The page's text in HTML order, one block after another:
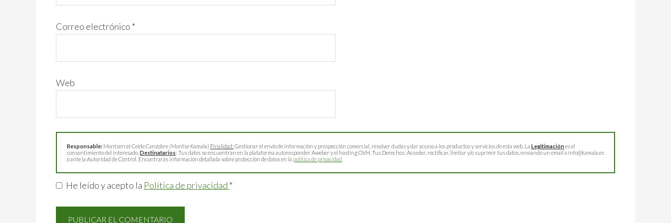
Correo electrónico *
Web
Responsable: Montserrat Ceide Canzobre (Montse Kamala) Finalidad: Gestionar el envío de información y prospección comercial, resolver dudas y dar acceso a los productos y servicios de esta web. La Legitimación es el
consentimiento del interesado. Destinatarios: Tus datos se encuentran en la plataforma autoresponder Aweber y el hosting OVH. Tus Derechos: Acceder, rectificar, limitar y/o suprimir tus datos, enviando un email a info@kamala.es
o ante la Autoridad de Control. Encontrarás información detallada sobre protección de datos en la política de privacidad
He leído y acepto la Política de privacidad *